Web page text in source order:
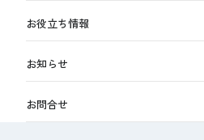
お役立ち情報
お知らせ
お問合せ